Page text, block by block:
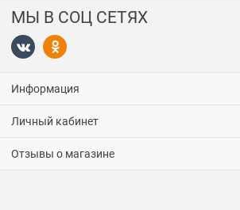
МЫ В СОЦ СЕТЯХ
Информация
Личный кабинет
Отзывы о магазине